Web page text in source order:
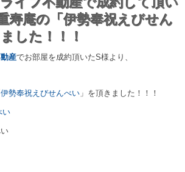
寿庵の「伊勢奉祝えびせん
した！！！
産でお部屋を成約頂いたS様より、
伊勢奉祝えびせんべい 」を頂きました！！！